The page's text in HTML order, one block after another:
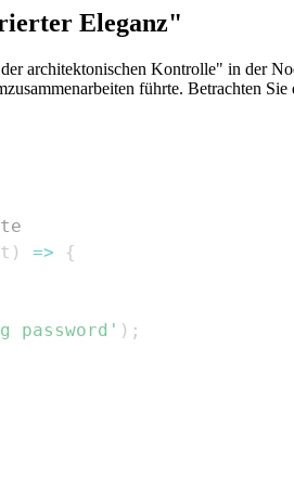
Eleganz"
architektonischen Kontrolle" in der
führte. Betrachten
) =>
{
password' ) ;